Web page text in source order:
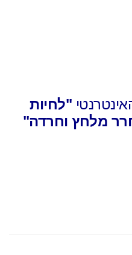
"לחיות
מלחץ וחרדה"